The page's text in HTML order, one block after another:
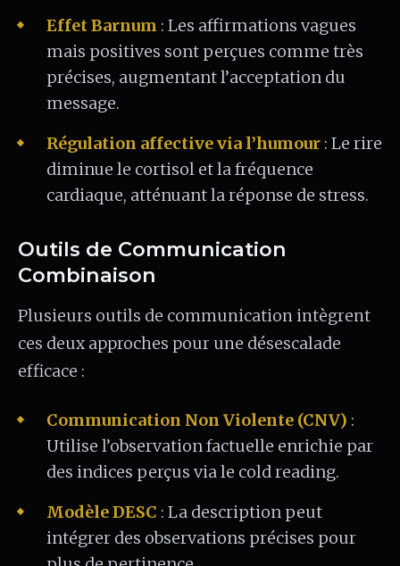
Effet Barnum : Les affirmations vagues
mais positives sont perçues comme très
précises, augmentant l’acceptation du
message.
Régulation affective via l’humour : Le rire
diminue le cortisol et la fréquence
cardiaque, atténuant la réponse de stress.
Outils de Communication
Combinaison
Plusieurs outils de communication intègrent
ces deux approches pour une désescalade
efficace :
Communication Non Violente (CNV) :
Utilise l’observation factuelle enrichie par
des indices perçus via le cold reading.
Modèle DESC : La description peut
intégrer des observations précises pour